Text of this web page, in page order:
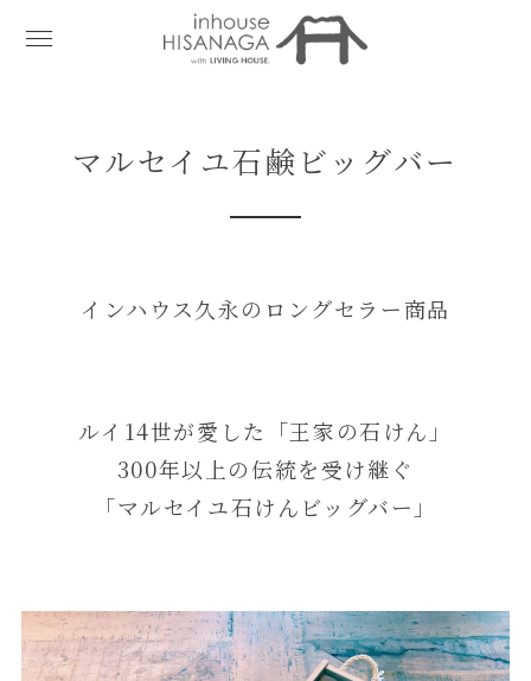
マルセイユ石鹸ビッグバー
インハウス久永のロングセラー商品
ルイ14世が愛した「王家の石けん」
300年以上の伝統を受け継ぐ
「マルセイユ石けんビッグバー」